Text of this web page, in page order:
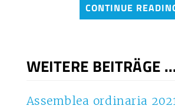
CONTINUE
WEITERE BEITRÄGE
Assemblea ordinaria